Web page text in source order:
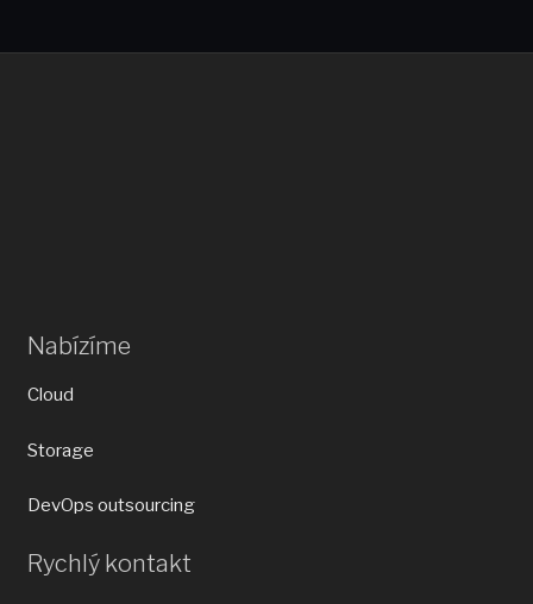
Nabízíme
Cloud
Storage
DevOps outsourcing
Rychlý kontakt